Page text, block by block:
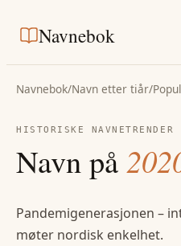
Navnebok
Navnebok/Navn etter tiår/
HISTORISKE NAVNETRENDER
Navn på
Pandemigenerasjonen –
møter nordisk enkelhet.